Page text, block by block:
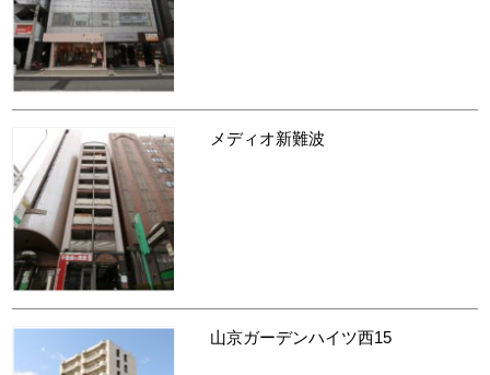
メディオ新難波
山京ガーデンハイツ西15